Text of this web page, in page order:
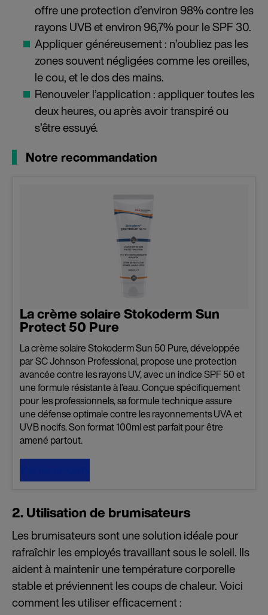
offre une protection d’environ 98% contre les
rayons UVB et environ 96,7% pour le SPF 30.
Appliquer généreusement : n’oubliez pas les
zones souvent négligées comme les oreilles,
le cou, et le dos des mains.
Renouveler l’application : appliquer toutes les
deux heures, ou après avoir transpiré ou
s’être essuyé.
Notre recommandation
La crème solaire Stokoderm Sun
Protect 50 Pure
La crème solaire Stokoderm Sun 50 Pure, développée
par SC Johnson Professional, propose une protection
avancée contre les rayons UV, avec un indice SPF 50 et
une formule résistante à l’eau. Conçue spécifiquement
pour les professionnels, sa formule technique assure
une défense optimale contre les rayonnements UVA et
UVB nocifs. Son format 100ml est parfait pour être
amené partout.
2. Utilisation de brumisateurs
Les brumisateurs sont une solution idéale pour
rafraîchir les employés travaillant sous le soleil. Ils
aident à maintenir une température corporelle
stable et préviennent les coups de chaleur. Voici
comment les utiliser efficacement :